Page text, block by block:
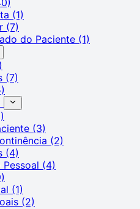
(1)
(7)
do Paciente (1)
(7)
(3)
(2)
(4)
(4)
(1)
(2)